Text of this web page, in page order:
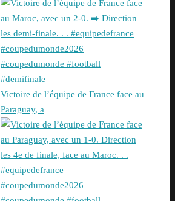
Victoire de l’équipe de France face au
Paraguay, a